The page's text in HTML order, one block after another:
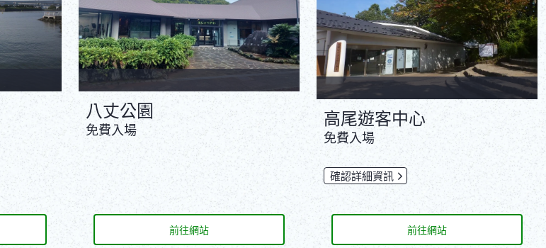
八丈公園
免費入場
前往網站
高尾遊客中心
免費入場
確認詳細資訊
前往網站